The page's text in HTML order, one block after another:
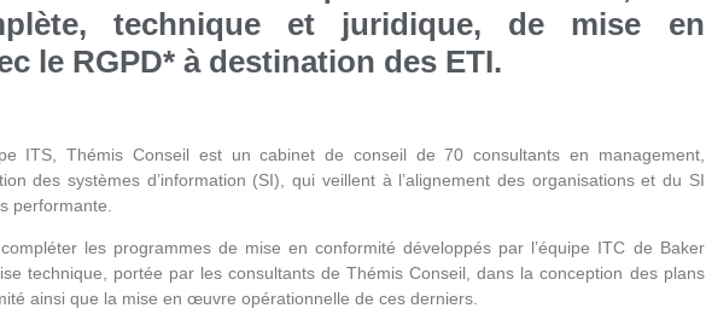
technique et juridique, de mise en
le RGPD* à destination des ETI.
ITS, Thémis Conseil est un cabinet de conseil de 70 consultants en management,
des systèmes d’information (SI), qui veillent à l’alignement des organisations et du SI
performante.
les programmes de mise en conformité développés par l’équipe ITC de Baker
technique, portée par les consultants de Thémis Conseil, dans la conception des plans
ainsi que la mise en œuvre opérationnelle de ces derniers.